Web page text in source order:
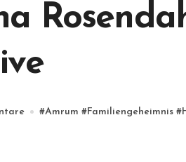
#Amrum #Familiengeheimnis #